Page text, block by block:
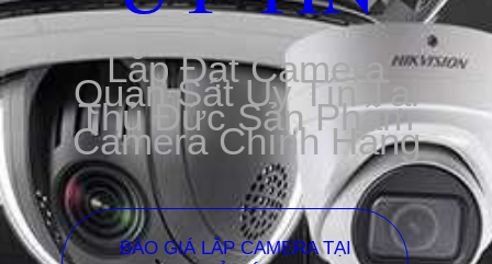
Lắp Đặt Camera
Quan Sát Uy Tín Tại
Thủ Đức Sản Phẩm
Camera Chính Hãng
BÁO GIÁ LẮP CAMERA TẠI